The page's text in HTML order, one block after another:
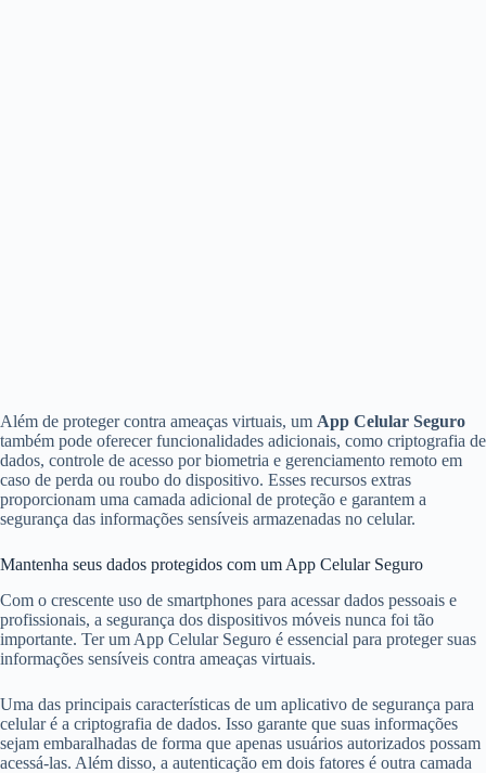
Além de proteger contra ameaças virtuais, um App Celular Seguro
também pode oferecer funcionalidades adicionais, como criptografia de
dados, controle de acesso por biometria e gerenciamento remoto em
caso de perda ou roubo do dispositivo. Esses recursos extras
proporcionam uma camada adicional de proteção e garantem a
segurança das informações sensíveis armazenadas no celular.
Mantenha seus dados protegidos com um App Celular Seguro
Com o crescente uso de smartphones para acessar dados pessoais e
profissionais, a segurança dos dispositivos móveis nunca foi tão
importante. Ter um App Celular Seguro é essencial para proteger suas
informações sensíveis contra ameaças virtuais.
Uma das principais características de um aplicativo de segurança para
celular é a criptografia de dados. Isso garante que suas informações
sejam embaralhadas de forma que apenas usuários autorizados possam
acessá-las. Além disso, a autenticação em dois fatores é outra camada